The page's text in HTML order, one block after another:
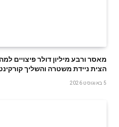
מאסר ורבע מיליון דולר פיצויים
הצית ניידת משטרה והשליך
5 באוגוסט 2026